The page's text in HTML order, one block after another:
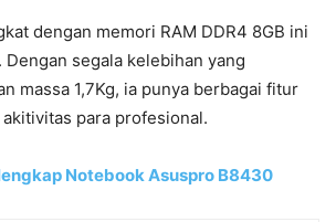
dengan memori RAM DDR4 8GB ini
segala kelebihan yang
massa 1,7Kg, ia punya berbagai fitur
para profesional.
Notebook Asuspro B8430